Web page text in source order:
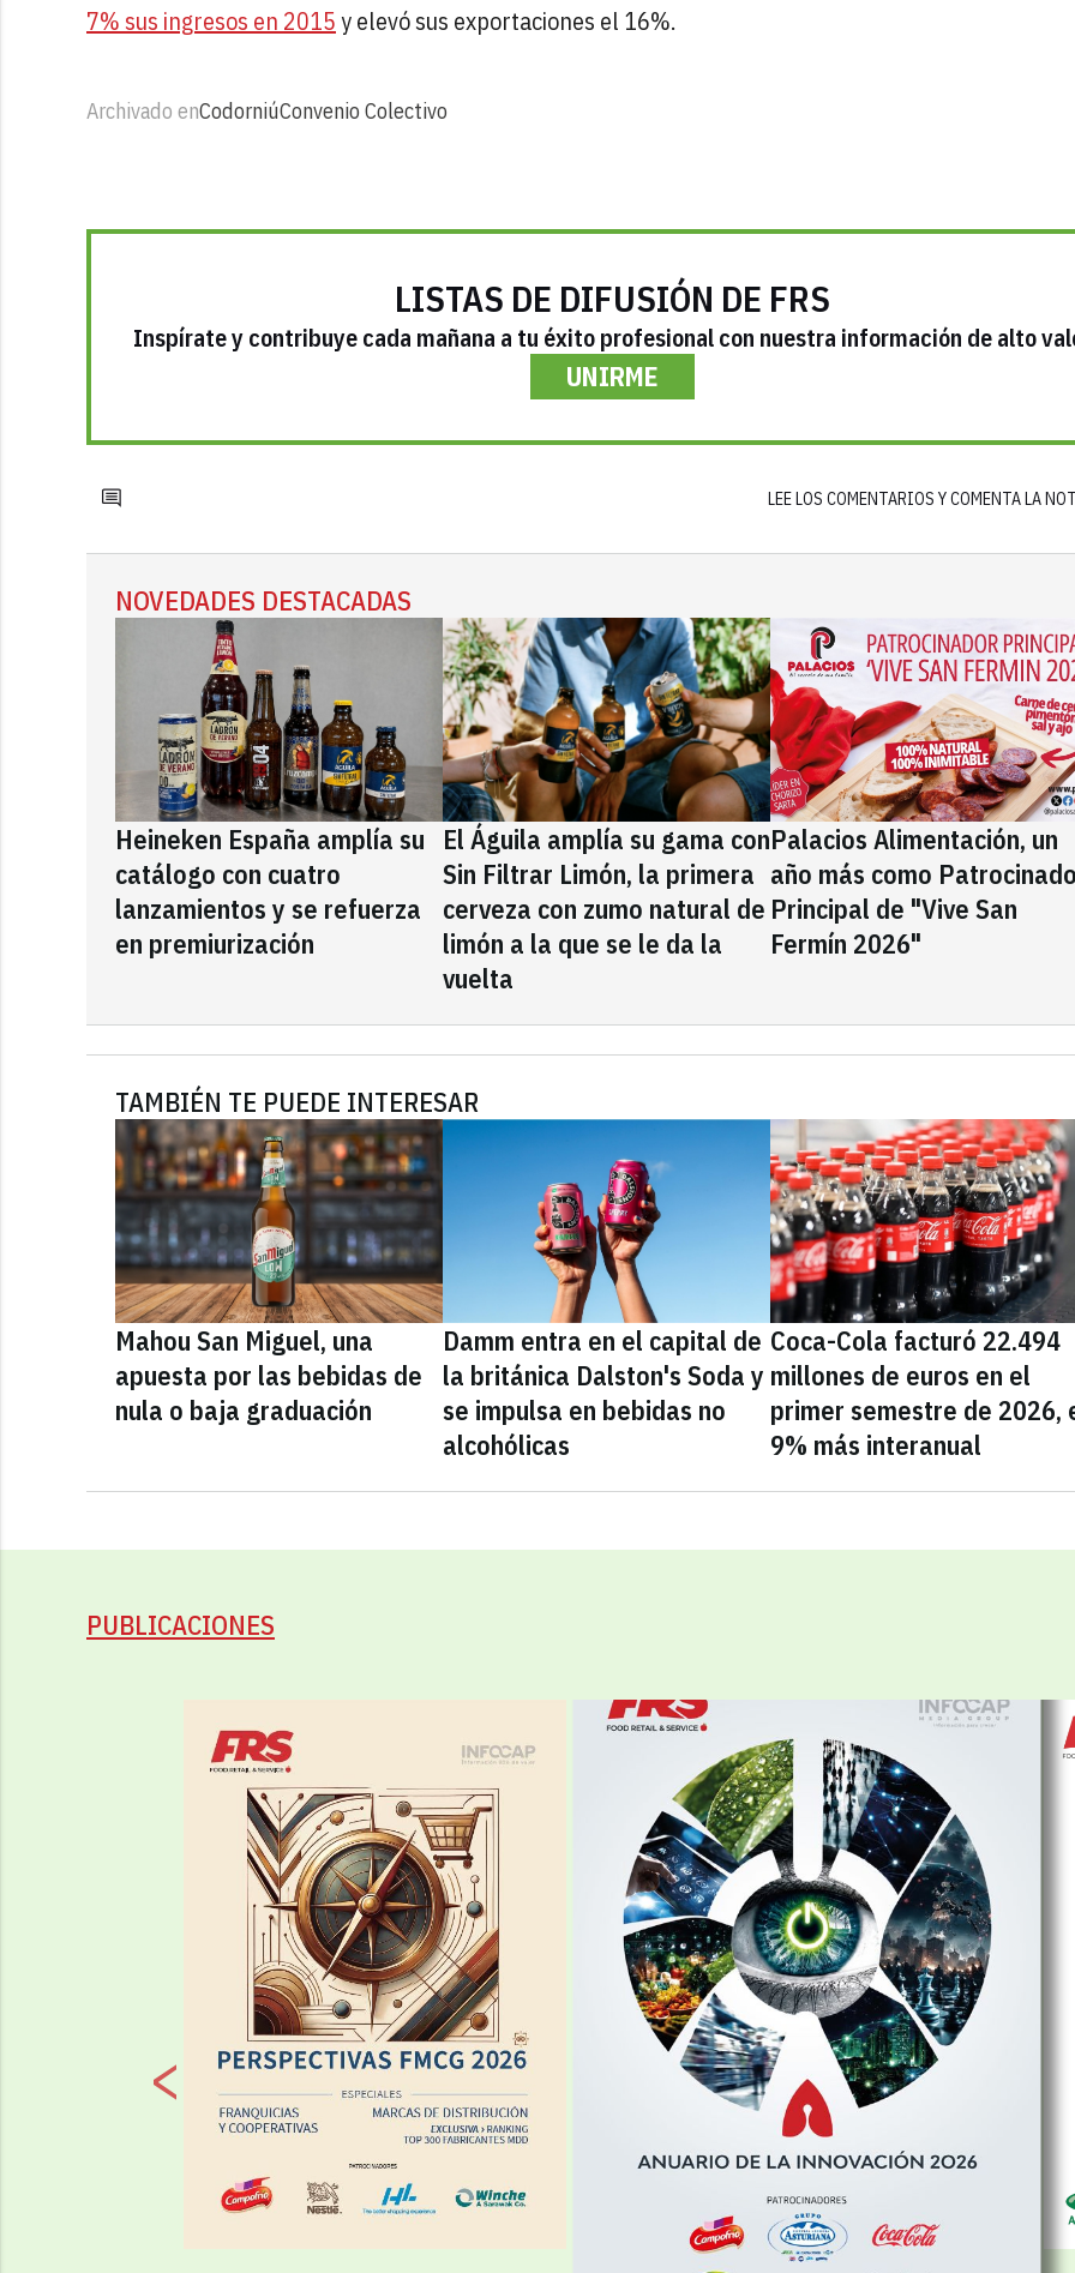
7% sus ingresos en 2015y elevó sus exportaciones el 16%.
Archivado enCodorniúConvenio Colectivo
LISTAS DE DIFUSIÓN DE FRS
Inspírate y contribuye cada mañana a tu éxito profesional con nuestra información de alto
UNIRME
LEE LOS COMENTARIOS Y COMENTA LA
NOVEDADES DESTACADAS
Heineken España amplía su
catálogo con cuatro
lanzamientos y se refuerza
en premiurización
El Águila amplía su gama con
Sin Filtrar Limón, la primera
cerveza con zumo natural de
limón a la que se le da la
vuelta
Palacios Alimentación, un
año más como
Principal de "Vive San
Fermín 2026"
TAMBIÉN TE PUEDE INTERESAR
Mahou San Miguel, una
apuesta por las bebidas de
nula o baja graduación
Damm entra en el capital de
la británica Dalston's Soda y
se impulsa en bebidas no
alcohólicas
Coca-Cola facturó 22.494
millones de euros en el
primer semestre de 2026,
9% más interanual
PUBLICACIONES